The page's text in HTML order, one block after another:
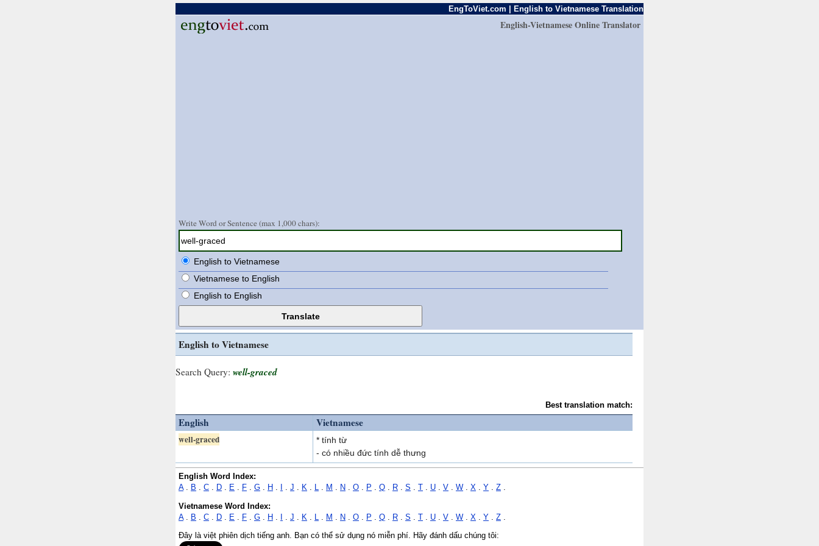
EngToViet.com | English to Vietnamese Translation
English-Vietnamese Online Translator
Write Word or Sentence (max 1,000 chars):
English to Vietnamese
Vietnamese to English
English to English
English to Vietnamese
Search Query: well-graced
Best translation match:
English Vietnamese
well-graced
* tính từ
- có nhiều đức tính dễ thưng
English Word Index:
A. B . C . D . E . F . G . H . . J . K . L . M . N . O . P . Q . R . S . . U . V . W . X . Y . Z .
Vietnamese Word Index:
A. B C D E F G H J K M N O P Q R S T U V W X Y Z
Đây là việt phiên dịch tiếng anh. Bạn có thể sử dụng nó miễn phí. Hãy đánh dấu chúng tôi: